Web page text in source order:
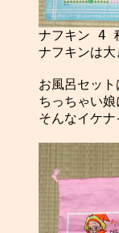
ナフキン 4
ナフキンは大
お風呂セット
ちっちゃい
そんなイケ